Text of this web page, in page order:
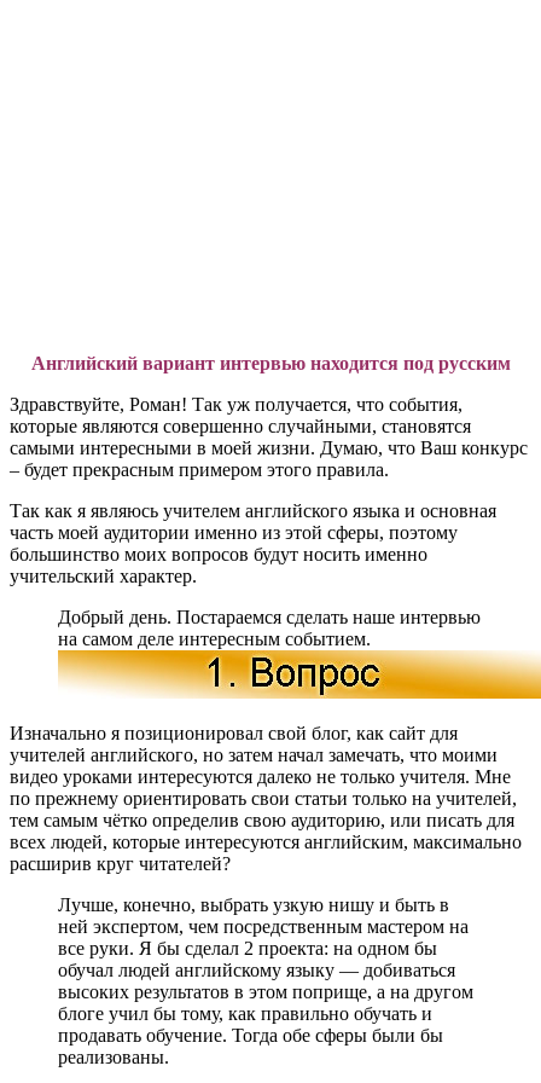
Английский вариант интервью находится под русским
Здравствуйте, Роман! Так уж получается, что события,
которые являются совершенно случайными, становятся
самыми интересными в моей жизни. Думаю, что Ваш конкурс
– будет прекрасным примером этого правила.
Так как я являюсь учителем английского языка и основная
часть моей аудитории именно из этой сферы, поэтому
большинство моих вопросов будут носить именно
учительский характер.
Добрый день. Постараемся сделать наше интервью
на самом деле интересным событием.
Изначально я позиционировал свой блог, как сайт для
учителей английского, но затем начал замечать, что моими
видео уроками интересуются далеко не только учителя. Мне
по прежнему ориентировать свои статьи только на учителей,
тем самым чётко определив свою аудиторию, или писать для
всех людей, которые интересуются английским, максимально
расширив круг читателей?
Лучше, конечно, выбрать узкую нишу и быть в
ней экспертом, чем посредственным мастером на
все руки. Я бы сделал 2 проекта: на одном бы
обучал людей английскому языку — добиваться
высоких результатов в этом поприще, а на другом
блоге учил бы тому, как правильно обучать и
продавать обучение. Тогда обе сферы были бы
реализованы.